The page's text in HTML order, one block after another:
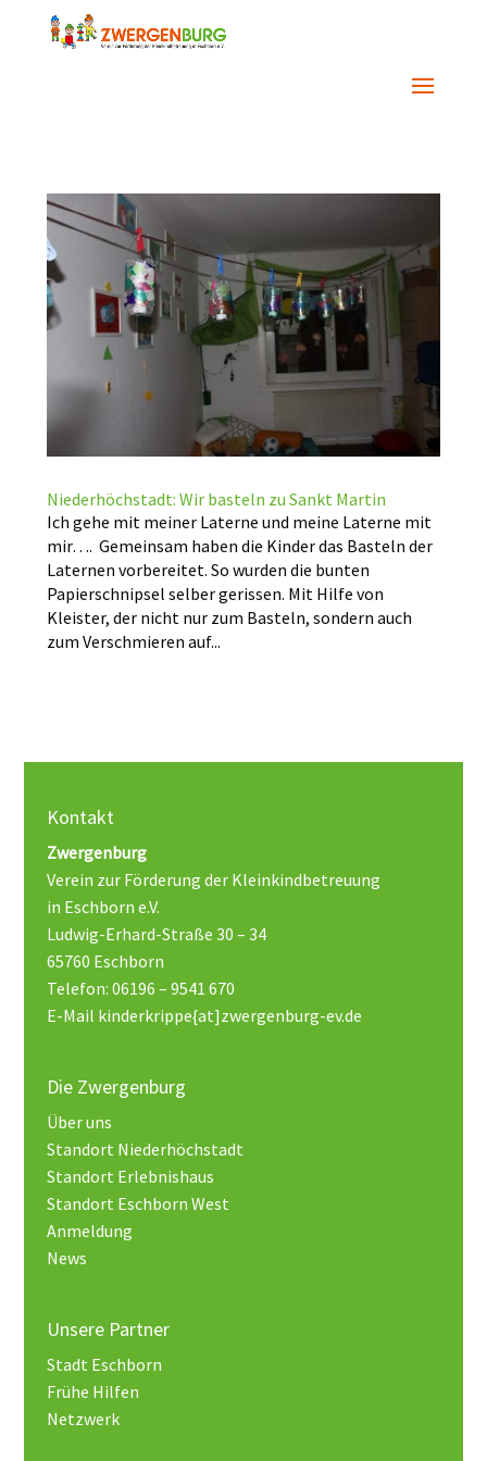
Niederhöchstadt: Wir basteln zu Sankt Martin
Ich gehe mit meiner Laterne und meine Laterne mit
mir…. Gemeinsam haben die Kinder das Basteln der
Laternen vorbereitet. So wurden die bunten
Papierschnipsel selber gerissen. Mit Hilfe von
Kleister, der nicht nur zum Basteln, sondern auch
zum Verschmieren auf...
Kontakt
Zwergenburg
Verein zur Förderung der Kleinkindbetreuung
in Eschborn e.V.
Ludwig-Erhard-Straße 30 – 34
65760 Eschborn
Telefon: 06196 – 9541 670
E-Mail kinderkrippe{at]zwergenburg-ev.de
Die Zwergenburg
Über uns
Standort Niederhöchstadt
Standort Erlebnishaus
Standort Eschborn West
Anmeldung
News
Unsere Partner
Stadt Eschborn
Frühe Hilfen
Netzwerk